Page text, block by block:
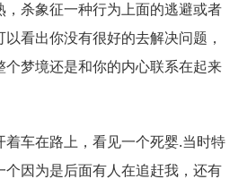
，杀象征一种行为上面的逃避或者
看出你没有很好的去解决问题，
个梦境还是和你的内心联系在起来
车在路上，看见一个死婴.当时特
个因为是后面有人在追赶我，还有